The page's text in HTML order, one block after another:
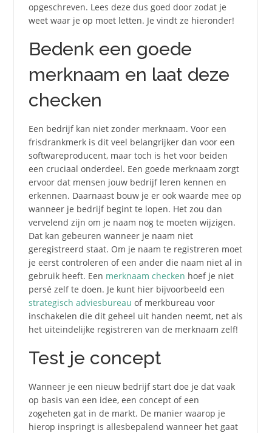
opgeschreven. Lees deze dus goed door zodat je
weet waar je op moet letten. Je vindt ze hieronder!
Bedenk een goede
merknaam en laat deze
checken
Een bedrijf kan niet zonder merknaam. Voor een
frisdrankmerk is dit veel belangrijker dan voor een
softwareproducent, maar toch is het voor beiden
een cruciaal onderdeel. Een goede merknaam zorgt
ervoor dat mensen jouw bedrijf leren kennen en
erkennen. Daarnaast bouw je er ook waarde mee op
wanneer je bedrijf begint te lopen. Het zou dan
vervelend zijn om je naam nog te moeten wijzigen.
Dat kan gebeuren wanneer je naam niet
geregistreerd staat. Om je naam te registreren moet
je eerst controleren of een ander die naam niet al in
gebruik heeft. Een merknaam checken hoef je niet
persé zelf te doen. Je kunt hier bijvoorbeeld een
strategisch adviesbureau of merkbureau voor
inschakelen die dit geheel uit handen neemt, net als
het uiteindelijke registreren van de merknaam zelf!
Test je concept
Wanneer je een nieuw bedrijf start doe je dat vaak
op basis van een idee, een concept of een
zogeheten gat in de markt. De manier waarop je
hierop inspringt is allesbepalend wanneer het gaat